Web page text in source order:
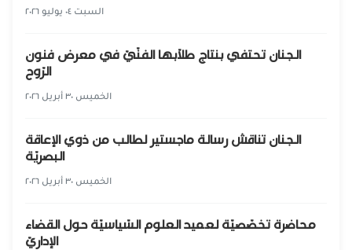
السبت ٠٤ يوليو ٢٠٢٦
الجنان تحتفي بنتاج طلّابها الفنّيّ في معرض فنون
الرّوح
الخميس ٣٠ أبريل ٢٠٢٦
الجنان تناقش رسالة ماجستير لطالب من ذوي الإعاقة
البصريّة
الخميس ٣٠ أبريل ٢٠٢٦
محاضرة تخصّصيّة لعميد العلوم السّياسيّة حول القضاء
الإداريّ